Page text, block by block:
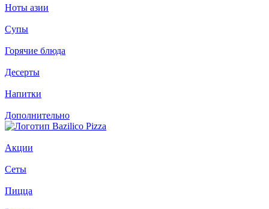
Ноты азии
Супы
Горячие блюда
Десерты
Напитки
Дополнительно
Акции
Сеты
Пицца